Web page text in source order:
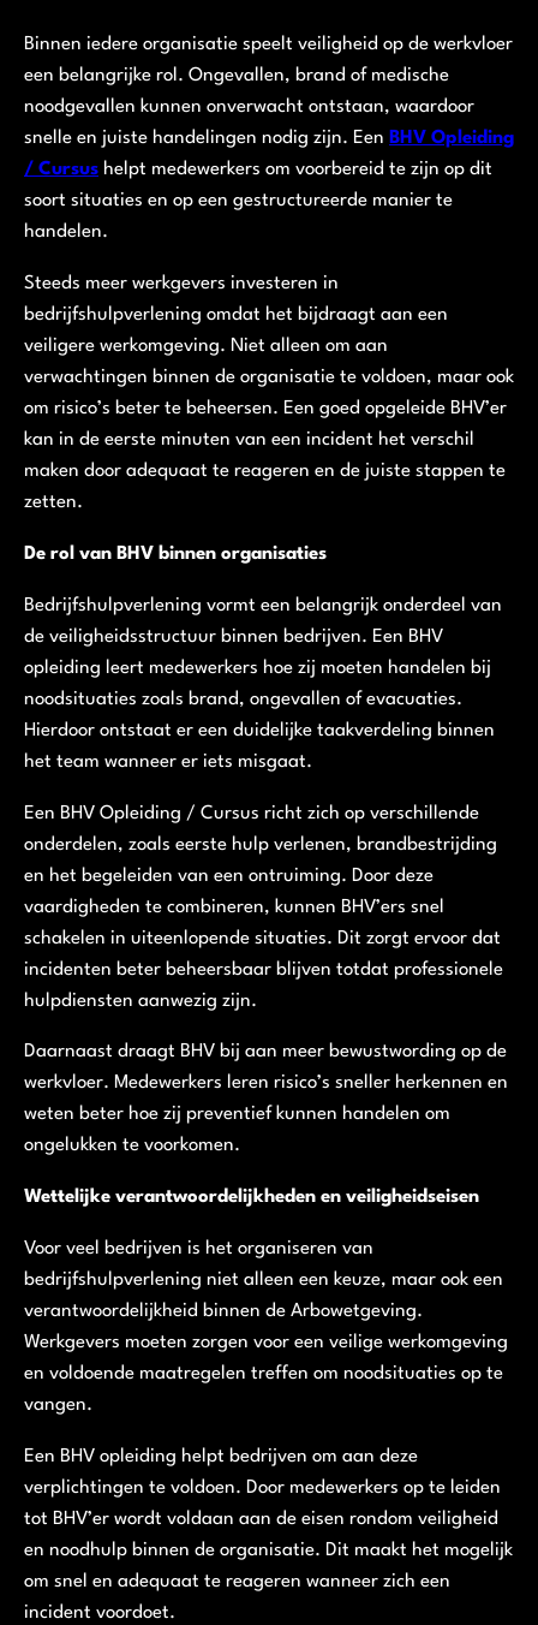
Binnen iedere organisatie speelt veiligheid op de werkvloer
een belangrijke rol. Ongevallen, brand of medische
noodgevallen kunnen onverwacht ontstaan, waardoor
snelle en juiste handelingen nodig zijn. Een BHV Opleiding
/ Cursus helpt medewerkers om voorbereid te zijn op dit
soort situaties en op een gestructureerde manier te
handelen.
Steeds meer werkgevers investeren in
bedrijfshulpverlening omdat het bijdraagt aan een
veiligere werkomgeving. Niet alleen om aan
verwachtingen binnen de organisatie te voldoen, maar ook
om risico’s beter te beheersen. Een goed opgeleide BHV’er
kan in de eerste minuten van een incident het verschil
maken door adequaat te reageren en de juiste stappen te
zetten.
De rol van BHV binnen organisaties
Bedrijfshulpverlening vormt een belangrijk onderdeel van
de veiligheidsstructuur binnen bedrijven. Een BHV
opleiding leert medewerkers hoe zij moeten handelen bij
noodsituaties zoals brand, ongevallen of evacuaties.
Hierdoor ontstaat er een duidelijke taakverdeling binnen
het team wanneer er iets misgaat.
Een BHV Opleiding / Cursus richt zich op verschillende
onderdelen, zoals eerste hulp verlenen, brandbestrijding
en het begeleiden van een ontruiming. Door deze
vaardigheden te combineren, kunnen BHV’ers snel
schakelen in uiteenlopende situaties. Dit zorgt ervoor dat
incidenten beter beheersbaar blijven totdat professionele
hulpdiensten aanwezig zijn.
Daarnaast draagt BHV bij aan meer bewustwording op de
werkvloer. Medewerkers leren risico’s sneller herkennen en
weten beter hoe zij preventief kunnen handelen om
ongelukken te voorkomen.
Wettelijke verantwoordelijkheden en veiligheidseisen
Voor veel bedrijven is het organiseren van
bedrijfshulpverlening niet alleen een keuze, maar ook een
verantwoordelijkheid binnen de Arbowetgeving.
Werkgevers moeten zorgen voor een veilige werkomgeving
en voldoende maatregelen treffen om noodsituaties op te
vangen.
Een BHV opleiding helpt bedrijven om aan deze
verplichtingen te voldoen. Door medewerkers op te leiden
tot BHV’er wordt voldaan aan de eisen rondom veiligheid
en noodhulp binnen de organisatie. Dit maakt het mogelijk
om snel en adequaat te reageren wanneer zich een
incident voordoet.